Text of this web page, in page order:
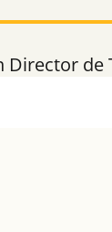
Director